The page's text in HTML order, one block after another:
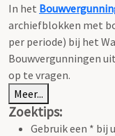
In het
archiefblokken met
per periode) bij het
Bouwvergunningen
op te vragen.
Meer...
Zoektips:
Gebruik een * bij